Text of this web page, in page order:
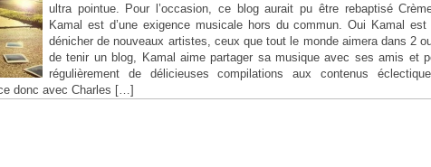
ultra pointue. Pour l’occasion, ce blog aurait pu être rebaptisé
Kamal est d’une exigence musicale hors du commun. Oui Kamal
dénicher de nouveaux artistes, ceux que tout le monde aimera dans 2
de tenir un blog, Kamal aime partager sa musique avec ses amis et
régulièrement de délicieuses compilations aux contenus
donc avec Charles […]